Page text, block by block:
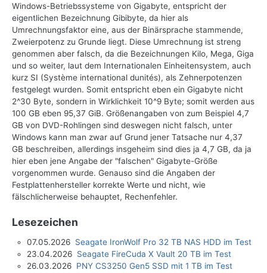
Windows-Betriebssysteme von Gigabyte, entspricht der
eigentlichen Bezeichnung Gibibyte, da hier als
Umrechnungsfaktor eine, aus der Binärsprache stammende,
Zweierpotenz zu Grunde liegt. Diese Umrechnung ist streng
genommen aber falsch, da die Bezeichnungen Kilo, Mega, Giga
und so weiter, laut dem Internationalen Einheitensystem, auch
kurz SI (Système international dunités), als Zehnerpotenzen
festgelegt wurden. Somit entspricht eben ein Gigabyte nicht
2^30 Byte, sondern in Wirklichkeit 10^9 Byte; somit werden aus
100 GB eben 95,37 GiB. Größenangaben von zum Beispiel 4,7
GB von DVD-Rohlingen sind deswegen nicht falsch, unter
Windows kann man zwar auf Grund jener Tatsache nur 4,37
GB beschreiben, allerdings insgeheim sind dies ja 4,7 GB, da ja
hier eben jene Angabe der "falschen" Gigabyte-Größe
vorgenommen wurde. Genauso sind die Angaben der
Festplattenhersteller korrekte Werte und nicht, wie
fälschlicherweise behauptet, Rechenfehler.
Lesezeichen
07.05.2026 Seagate IronWolf Pro 32 TB NAS HDD im Test
23.04.2026 Seagate FireCuda X Vault 20 TB im Test
26.03.2026 PNY CS3250 Gen5 SSD mit 1 TB im Test